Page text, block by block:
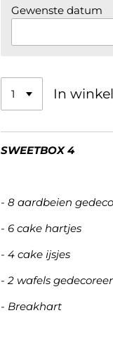
Gewenste datum
In
SWEETBOX 4
- 8 aardbeien
- 6 cake hartjes
- 4 cake ijsjes
- 2 wafels
- Breakhart